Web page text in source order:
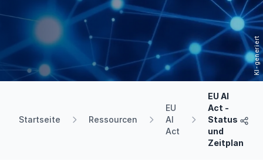
Startseite Ressourcen
EU
AI
Act
EU AI
Act -
Status
und
Zeitplan